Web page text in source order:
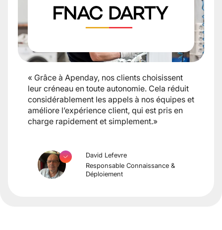
« Grâce à Apenday, nos clients choisissent
leur créneau en toute autonomie. Cela réduit
considérablement les appels à nos équipes et
améliore l’expérience client, qui est pris en
charge rapidement et simplement.»
David Lefevre
Responsable Connaissance &
Déploiement